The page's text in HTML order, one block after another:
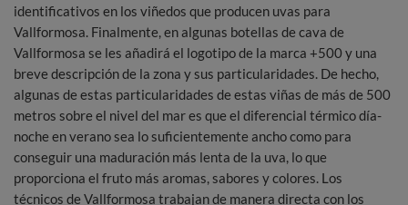
identificativos en los viñedos que producen uvas para
Vallformosa. Finalmente, en algunas botellas de cava de
Vallformosa se les añadirá el logotipo de la marca +500 y una
breve descripción de la zona y sus particularidades. De hecho,
algunas de estas particularidades de estas viñas de más de 500
metros sobre el nivel del mar es que el diferencial térmico día-
noche en verano sea lo suficientemente ancho como para
conseguir una maduración más lenta de la uva, lo que
proporciona el fruto más aromas, sabores y colores. Los
técnicos de Vallformosa trabajan de manera directa con los